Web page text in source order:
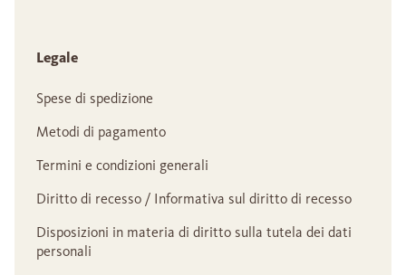
Legale
Spese di spedizione
Metodi di pagamento
Termini e condizioni generali
Diritto di recesso / Informativa sul diritto di recesso
Disposizioni in materia di diritto sulla tutela dei dati
personali